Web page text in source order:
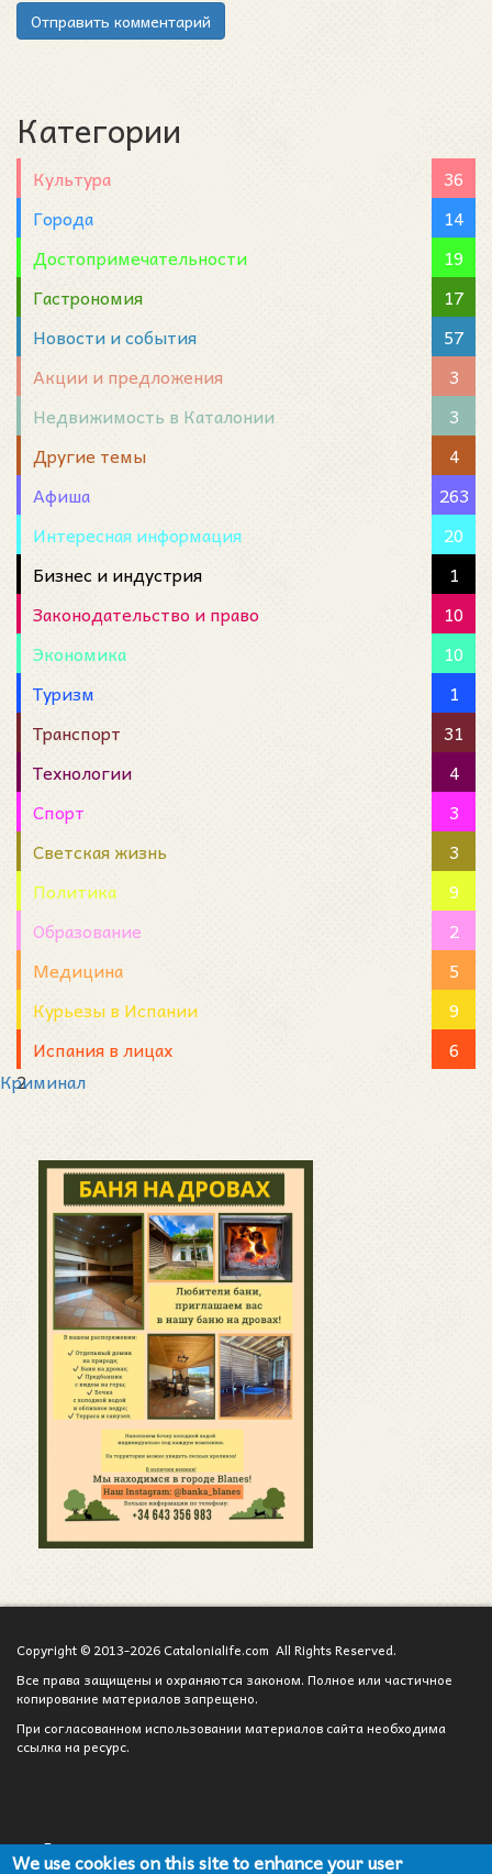
Отправить комментарий
Категории
Культура
36
Города
14
Достопримечательности
19
Гастрономия
17
Новости и события
57
Акции и предложения
3
Недвижимость в Каталонии
3
Другие темы
4
Афиша
263
Интересная информация
20
Бизнес и индустрия
1
Законодательство и право
10
Экономика
10
Туризм
1
Транспорт
31
Технологии
4
Спорт
3
Светская жизнь
3
Политика
9
Образование
2
Медицина
5
Курьезы в Испании
9
Испания в лицах
6
Криминал
2
Copyright © 2013-2026 Catalonialife.com All Rights Reserved.
Все права защищены и охраняются законом. Полное или частичное
копирование материалов запрещено.
При согласованном использовании материалов сайта необходима
ссылка на ресурс.
Вход для администратора
We use cookies on this site to enhance your user